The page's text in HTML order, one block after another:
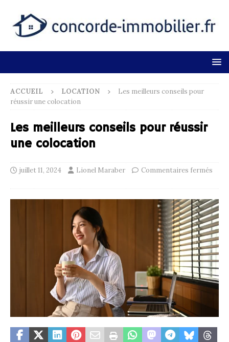
ACCUEIL LOCATION
Les meilleurs conseils pour
réussir une colocation
Les meilleurs conseils pour réussir
une colocation
juillet 11, 2024 Lionel Maraber Commentaires fermés